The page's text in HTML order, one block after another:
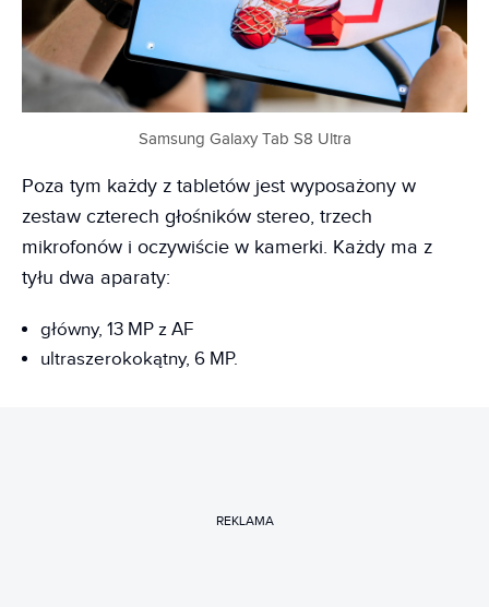
Samsung Galaxy Tab S8 Ultra
Poza tym każdy z tabletów jest wyposażony w
zestaw czterech głośników stereo, trzech
mikrofonów i oczywiście w kamerki. Każdy ma z
tyłu dwa aparaty:
główny, 13 MP z AF
ultraszerokokątny, 6 MP.
REKLAMA